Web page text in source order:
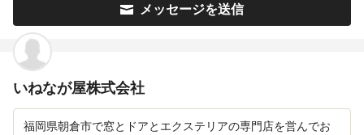
メッセージを送信
いねなが屋株式会社
福岡県朝倉市で窓とドアとエクステリアの専門店を営んでお